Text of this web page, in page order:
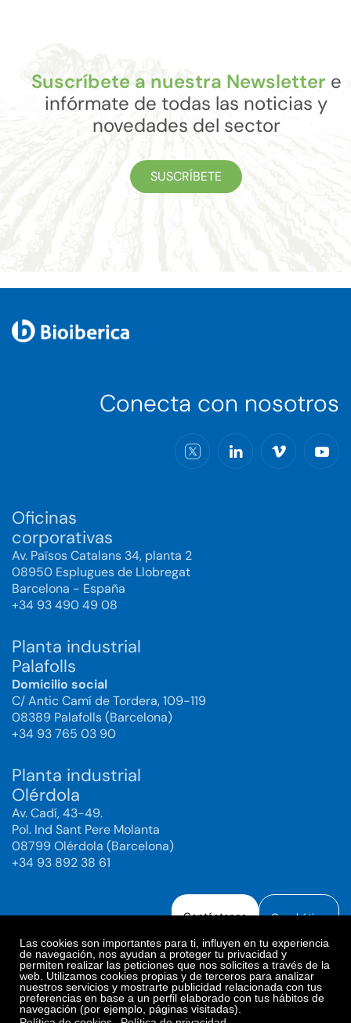
Las cookies son importantes para ti, influyen en tu experiencia
de navegación, nos ayudan a proteger tu privacidad y
permiten realizar las peticiones que nos solicites a través de la
web. Utilizamos cookies propias y de terceros para analizar
nuestros servicios y mostrarte publicidad relacionada con tus
preferencias en base a un perfil elaborado con tus hábitos de
navegación (por ejemplo, páginas visitadas).
Suscríbete a nuestra Newsletter e
infórmate de todas las noticias y
novedades del sector
SUSCRÍBETE
Conecta con nosotros
Oficinas
corporativas
Av. Països Catalans 34, planta 2
08950 Esplugues de Llobregat
Barcelona - España
+34 93 490 49 08
Planta industrial
Palafolls
Domicilio social
C/ Antic Camí de Tordera, 109-119
08389 Palafolls (Barcelona)
+34 93 765 03 90
Planta industrial
Olérdola
Av. Cadí, 43-49.
Pol. Ind Sant Pere Molanta
08799 Olérdola (Barcelona)
+34 93 892 38 61
Contáctanos Canal ético
Aviso legal
Política de Privacidad
Política de Redes Sociales
Política de cookies
Preferencias de cookies